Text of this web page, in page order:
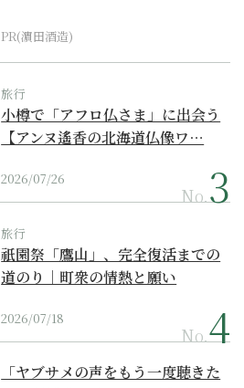
PR(濵田酒造)
旅行
小樽で「アフロ仏さま」に出会う
【アンヌ遙香の北海道仏像ワ…
2026/07/26
No.
旅行
祇園祭「鷹山」、完全復活までの
道のり｜町衆の情熱と願い
2026/07/18
No.
「ヤブサメの声をもう一度聴きた